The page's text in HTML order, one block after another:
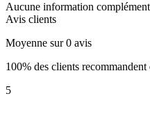
Aucune information
Avis clients
Moyenne sur 0 avis
100% des clients
5